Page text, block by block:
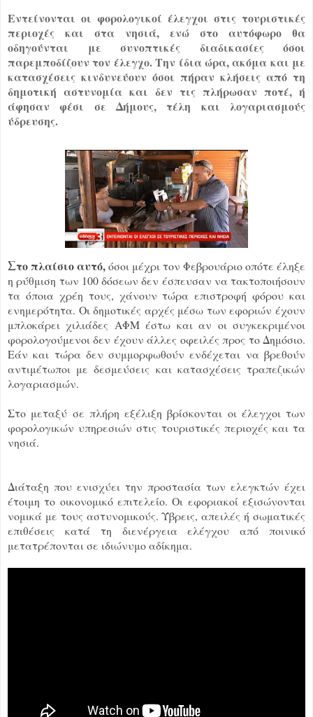
Εντείνονται οι φορολογικοί έλεγχοι στις τουριστικές
περιοχές και στα νησιά, ενώ στο αυτόφωρο θα
οδηγούνται με συνοπτικές διαδικασίες όσοι
παρεμποδίζουν τον έλεγχο. Την ίδια ώρα, ακόμα και με
κατασχέσεις κινδυνεύουν όσοι πήραν κλήσεις από τη
δημοτική αστυνομία και δεν τις πλήρωσαν ποτέ, ή
άφησαν φέσι σε Δήμους, τέλη και λογαριασμούς
ύδρευσης.
Στο πλαίσιο αυτό,όσοι μέχρι τον Φεβρουάριο οπότε έληξε
η ρύθμιση των 100 δόσεων δεν έσπευσαν να τακτοποιήσουν
τα όποια χρέη τους, χάνουν τώρα επιστροφή φόρου και
ενημερότητα. Οι δημοτικές αρχές μέσω των εφοριών έχουν
μπλοκάρει χιλιάδες ΑΦΜ έστω και αν οι συγκεκριμένοι
φορολογούμενοι δεν έχουν άλλες οφειλές προς το Δημόσιο.
Εάν και τώρα δεν συμμορφωθούν ενδέχεται να βρεθούν
αντιμέτωποι με δεσμεύσεις και κατασχέσεις τραπεζικών
λογαριασμών.
Στο μεταξύ σε πλήρη εξέλιξη βρίσκονται οι έλεγχοι των
φορολογικών υπηρεσιών στις τουριστικές περιοχές και τα
νησιά.
Διάταξη που ενισχύει την προστασία των ελεγκτών έχει
έτοιμη το οικονομικό επιτελείο. Οι εφοριακοί εξισώνονται
νομικά με τους αστυνομικούς. Ύβρεις, απειλές ή σωματικές
επιθέσεις κατά τη διενέργεια ελέγχου από ποινικό
μετατρέπονται σε ιδιώνυμο αδίκημα.